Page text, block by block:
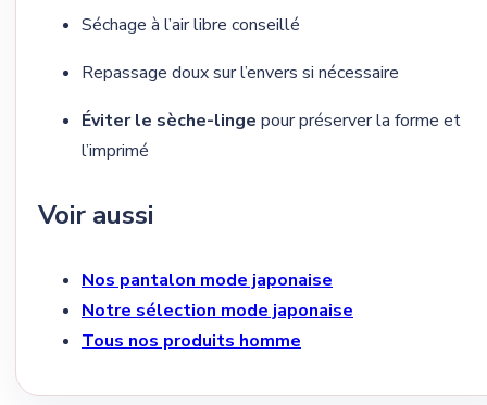
Séchage à l’air libre conseillé
Repassage doux sur l’envers si nécessaire
Éviter le sèche-linge pour préserver la forme et
l’imprimé
Voir aussi
Nos pantalon mode japonaise
Notre sélection mode japonaise
Tous nos produits homme